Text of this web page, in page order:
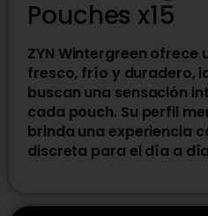
Pouches x15
ZYN Wintergreen ofrece
fresco, frío y duradero,
buscan una sensación
cada pouch. Su perfil
brinda una experiencia
discreta para el día a